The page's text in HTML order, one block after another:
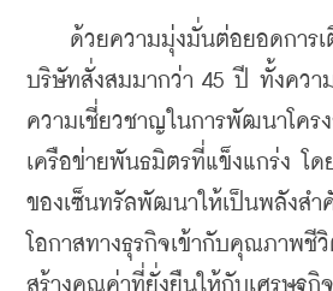
ด้วยความมุ่งมั่นต่อยอดการเ
บริษัทสั่งสมมากว่า 45 ปี ทั้งควา
ความเชี่ยวชาญในการพัฒนาโคร
เครือข่ายพันธมิตรที่แข็งแกร่ง โ
ของเซ็นทรัลพัฒนาให้เป็นพลังสำ
โอกาสทางธุรกิจเข้ากับคุณภาพ
สร้างคุณค่าที่ยั่งยืนให้กับเศรษฐกิ